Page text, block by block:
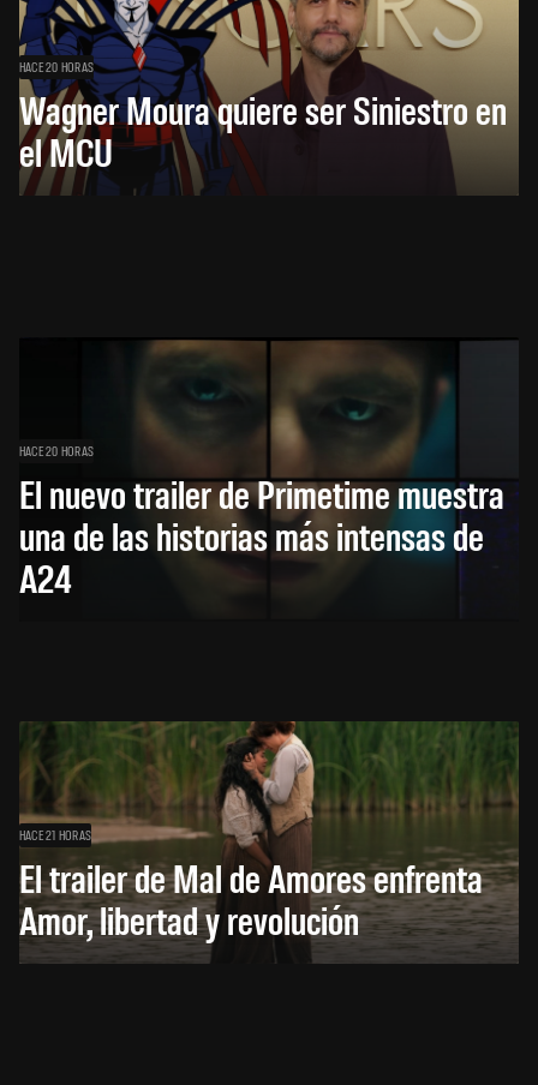
HACE 20 HORAS
Wagner Moura quiere ser Siniestro en
el MCU
HACE 20 HORAS
El nuevo trailer de Primetime muestra
una de las historias más intensas de
A24
HACE 21 HORAS
El trailer de Mal de Amores enfrenta
Amor, libertad y revolución